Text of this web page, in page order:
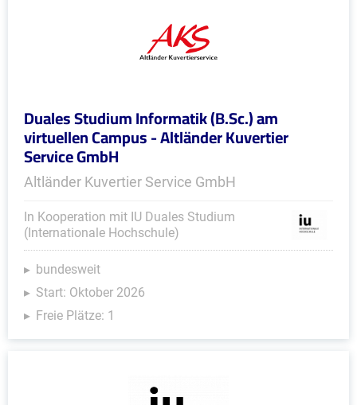
Duales Studium Informatik (B.Sc.) am
virtuellen Campus - Altländer Kuvertier
Service GmbH
Altländer Kuvertier Service GmbH
In Kooperation mit IU Duales Studium
(Internationale Hochschule)
bundesweit
Start: Oktober 2026
Freie Plätze: 1